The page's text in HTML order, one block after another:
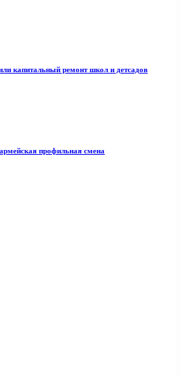
капитальный ремонт школ и детсадов
профильная смена